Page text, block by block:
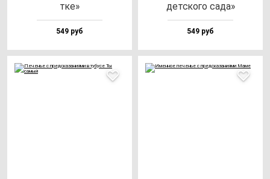
тке»
549 руб
дет­ско­го са­да»
549 руб